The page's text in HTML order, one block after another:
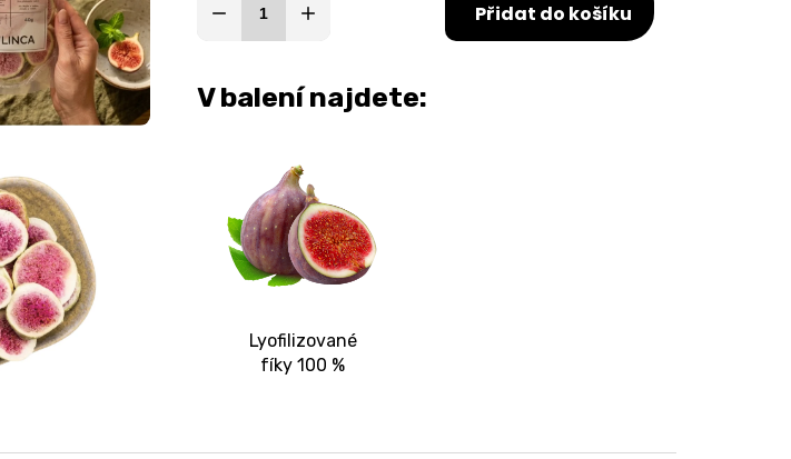
Přidat do košíku
V balení najdete:
Lyofilizované
fíky 100 %